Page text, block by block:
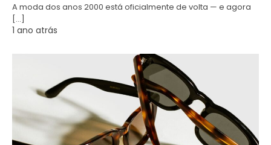
A moda dos anos 2000 está oficialmente de volta — e agora
[…]
1 ano atrás